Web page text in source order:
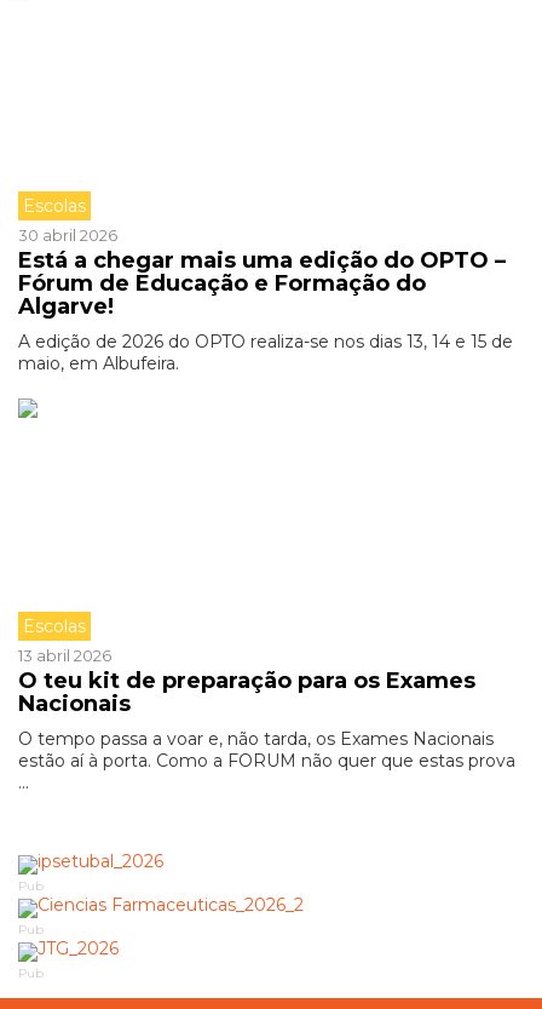
Escolas
30 abril 2026
Está a chegar mais uma edição do OPTO –
Fórum de Educação e Formação do
Algarve!
A edição de 2026 do OPTO realiza-se nos dias 13, 14 e 15 de
maio, em Albufeira.
Escolas
13 abril 2026
O teu kit de preparação para os Exames
Nacionais
O tempo passa a voar e, não tarda, os Exames Nacionais
estão aí à porta. Como a FORUM não quer que estas prova
...
Pub
Pub
Pub